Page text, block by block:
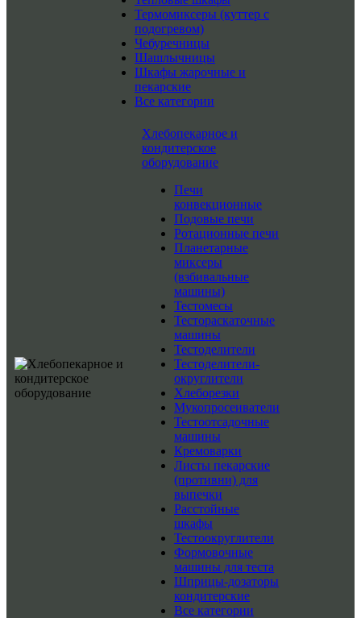
Термомиксеры (куттер с
подогревом)
Чебуречницы
Шашлычницы
Шкафы жарочные и
пекарские
Все категории
Хлебопекарное и
кондитерское
оборудование
Печи
конвекционные
Подовые печи
Ротационные печи
Планетарные
миксеры
(взбивальные
машины)
Тестомесы
Тестораскаточные
машины
Тестоделители
Тестоделители-
округлители
Хлеборезки
Мукопросеиватели
Тестоотсадочные
машины
Кремоварки
Листы пекарские
(противни) для
выпечки
Расстойные
шкафы
Тестоокруглители
Формовочные
машины для теста
Шприцы-дозаторы
кондитерские
Все категории